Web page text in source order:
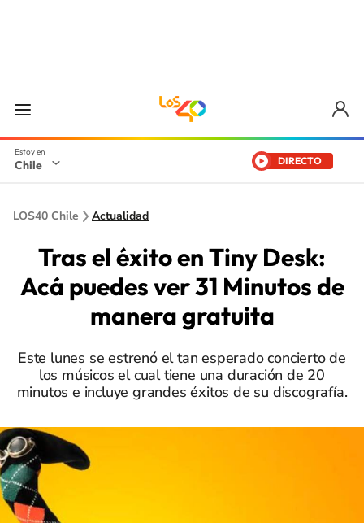
Chile DIRECTO
LOS40 Chile Actualidad
Tras el éxito en Tiny Desk:
Acá puedes ver 31 Minutos de
manera gratuita
Este lunes se estrenó el tan esperado concierto de
los músicos el cual tiene una duración de 20
minutos e incluye grandes éxitos de su discografía.